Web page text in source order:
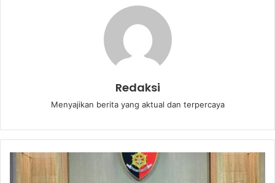
Redaksi
Menyajikan berita yang aktual dan terpercaya